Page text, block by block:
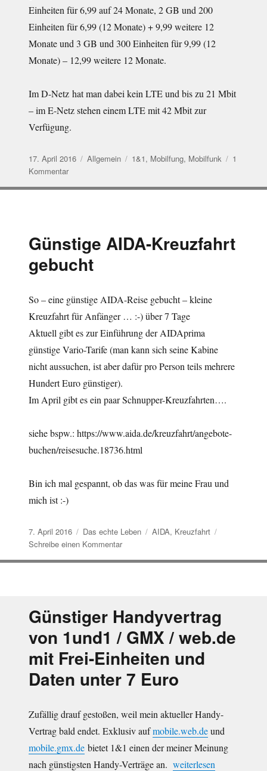
Einheiten für 6,99 auf 24 Monate, 2 GB und 200
Einheiten für 6,99 (12 Monate) + 9,99 weitere 12
Monate und 3 GB und 300 Einheiten für 9,99 (12
Monate) – 12,99 weitere 12 Monate.
Im D-Netz hat man dabei kein LTE und bis zu 21 Mbit
– im E-Netz stehen einem LTE mit 42 Mbit zur
Verfügung.
Veröffentlicht
am
17. April 2016 Kategorien
Allgemein Schlagwörter
1&1, Mobilfung, Mobilfunk
1
Kommentarzu
Günstige AIDA-Kreuzfahrt
gebucht
So – eine günstige AIDA-Reise gebucht – kleine
Kreuzfahrt für Anfänger … :-) über 7 Tage
Aktuell gibt es zur Einführung der AIDAprima
günstige Vario-Tarife (man kann sich seine Kabine
nicht aussuchen, ist aber dafür pro Person teils mehrere
Hundert Euro günstiger).
Im April gibt es ein paar Schnupper-Kreuzfahrten….
siehe bspw.: https://www.aida.de/kreuzfahrt/angebote-
buchen/reisesuche.18736.html
Bin ich mal gespannt, ob das was für meine Frau und
mich ist :-)
Veröffentlicht
am
7. April 2016 Kategorien
Das echte Leben Schlagwörter
AIDA, Kreuzfahrt
Schreibe einen Kommentarzu
Günstiger Handyvertrag
von 1und1 / GMX / web.de
mit Frei-Einheiten und
Daten unter 7 Euro
Zufällig drauf gestoßen, weil mein aktueller Handy-
Vertrag bald endet. Exklusiv aufmobile.web.deund
mobile.gmx.debietet 1&1 einen der meiner Meinung
nach günstigsten Handy-Verträge an. „Günstiger
weiterlesen